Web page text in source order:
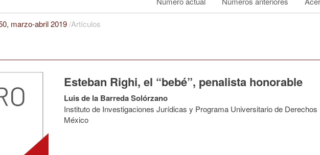
marzo-abril 2019/Artículos
Esteban Righi, el “bebé”, penalista honorable
Luis de la Barreda Solórzano
Instituto de Investigaciones Jurídicas y Programa Universitario de
México